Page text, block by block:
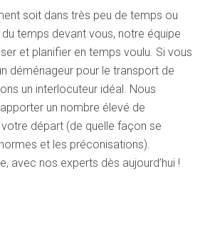
soit dans très peu de temps ou
temps devant vous, notre équipe
et planifier en temps voulu. Si vous
déménageur pour le transport de
un interlocuteur idéal. Nous
un nombre élevé de
départ (de quelle façon se
et les préconisations).
avec nos experts dès aujourd’hui !